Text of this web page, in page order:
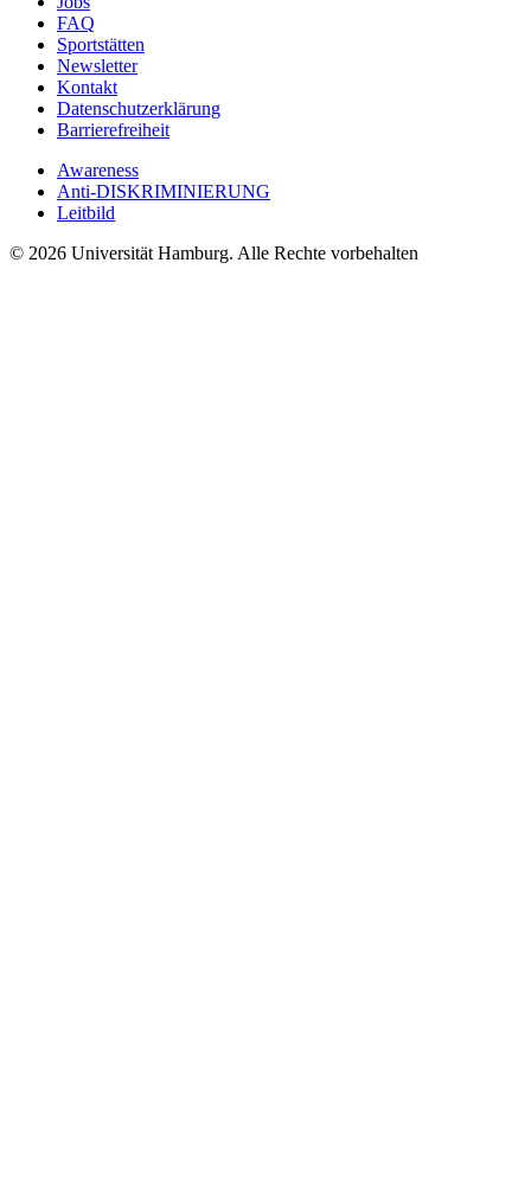
FAQ
Sportstätten
Newsletter
Kontakt
Datenschutzerklärung
Barrierefreiheit
Awareness
Anti-DISKRIMINIERUNG
Leitbild
© 2026 Universität Hamburg. Alle Rechte vorbehalten